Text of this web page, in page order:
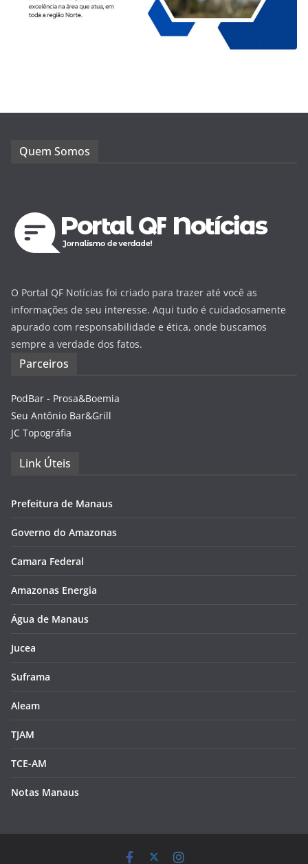
Quem Somos
O Portal QF Notícias foi criado para trazer até você as
informações de seu interesse. Aqui tudo é cuidadosamente
apurado com responsabilidade e ética, onde buscamos
sempre a verdade dos fatos.
Parceiros
PodBar - Prosa&Boemia
Seu Antônio Bar&Grill
JC Topográfia
Link Úteis
Prefeitura de Manaus
Governo do Amazonas
Camara Federal
Amazonas Energia
Água de Manaus
Jucea
Suframa
Aleam
TJAM
TCE-AM
Notas Manaus